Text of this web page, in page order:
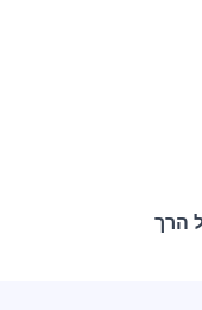
הרך